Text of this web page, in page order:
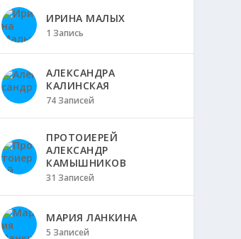
ИРИНА МАЛЫХ
1 Запись
АЛЕКСАНДРА
КАЛИНСКАЯ
74 Записей
ПРОТОИЕРЕЙ
АЛЕКСАНДР
КАМЫШНИКОВ
31 Записей
МАРИЯ ЛАНКИНА
5 Записей